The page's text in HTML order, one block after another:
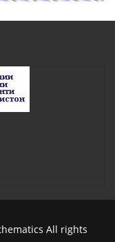
All rights